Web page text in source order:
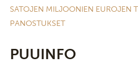
SATOJEN MILJOONIEN EUROJEN
PANOSTUKSET
PUUINFO